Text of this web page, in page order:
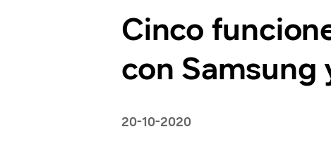
Cinco
con
20-10-2020